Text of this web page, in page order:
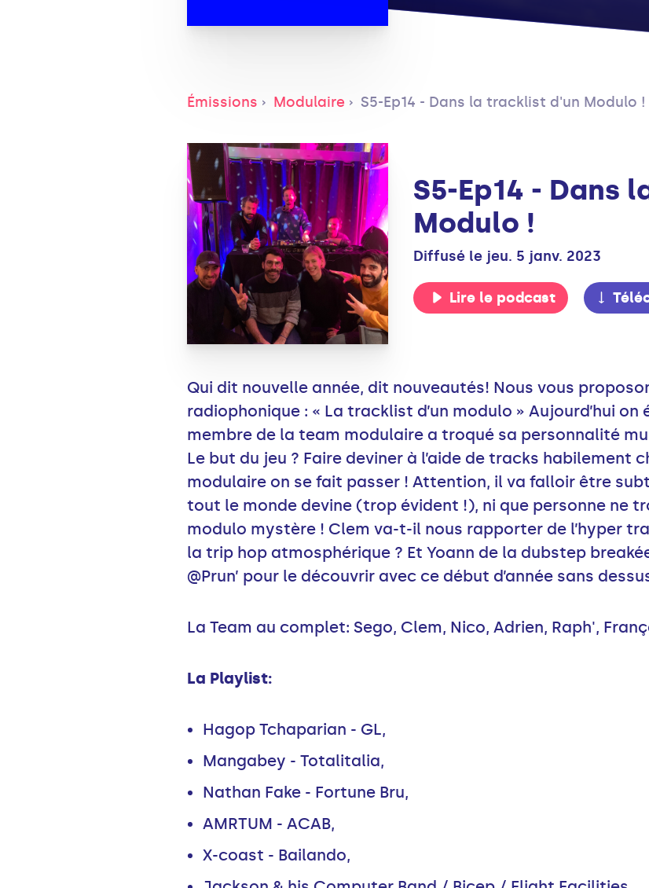
Émissions Modulaire S5-Ep14 - Dans la tracklist d'un Modulo !
S5-Ep14 - Dans
Modulo !
Diffusé le jeu. 5 janv. 2023
Lire le podcast
Qui dit nouvelle année, dit nouveautés! Nous vous
radiophonique : « La tracklist d’un modulo » Aujourd’hui
membre de la team modulaire a troqué sa personnalité
Le but du jeu ? Faire deviner à l’aide de tracks habilement
modulaire on se fait passer ! Attention, il va falloir être
tout le monde devine (trop évident !), ni que personne ne
modulo mystère ! Clem va-t-il nous rapporter de l’hyper
la trip hop atmosphérique ? Et Yoann de la dubstep
@Prun’ pour le découvrir avec ce début d’année sans
La Team au complet: Sego, Clem, Nico, Adrien, Raph',
La Playlist:
Hagop Tchaparian - GL,
Mangabey - Totalitalia,
Nathan Fake - Fortune Bru,
AMRTUM - ACAB,
X-coast - Bailando,